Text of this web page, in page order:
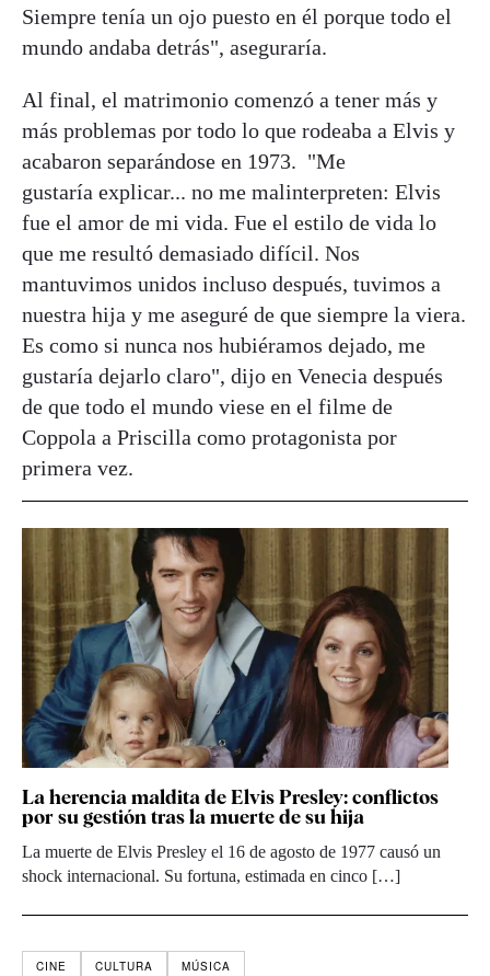
Siempre tenía un ojo puesto en él porque todo el
mundo andaba detrás", aseguraría.
Al final, el matrimonio comenzó a tener más y
más problemas por todo lo que rodeaba a Elvis y
acabaron separándose en 1973. "Me
gustaría explicar... no me malinterpreten: Elvis
fue el amor de mi vida. Fue el estilo de vida lo
que me resultó demasiado difícil. Nos
mantuvimos unidos incluso después, tuvimos a
nuestra hija y me aseguré de que siempre la viera.
Es como si nunca nos hubiéramos dejado, me
gustaría dejarlo claro", dijo en Venecia después
de que todo el mundo viese en el filme de
Coppola a Priscilla como protagonista por
primera vez.
La herencia maldita de Elvis Presley: conflictos
por su gestión tras la muerte de su hija
La muerte de Elvis Presley el 16 de agosto de 1977 causó un
shock internacional. Su fortuna, estimada en cinco […]
CINE CULTURA MÚSICA